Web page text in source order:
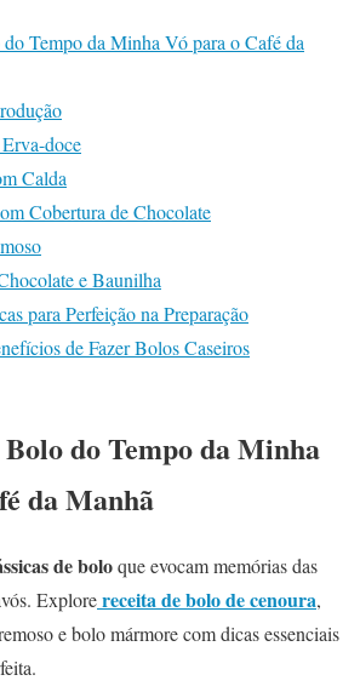
Tempo da Minha Vó para o Café da
doce
Calda
Cobertura de Chocolate
e Baunilha
para Perfeição na Preparação
de Fazer Bolos Caseiros
Bolo do Tempo da Minha
da Manhã
de boloque evocam memórias das
Explorereceita de bolo de cenoura,
e bolo mármore com dicas essenciais